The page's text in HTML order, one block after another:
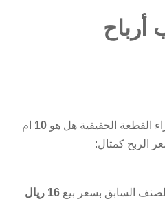
القطعة الحقيقية هل هو 10 ام
الربح كمثال:
16 ريال